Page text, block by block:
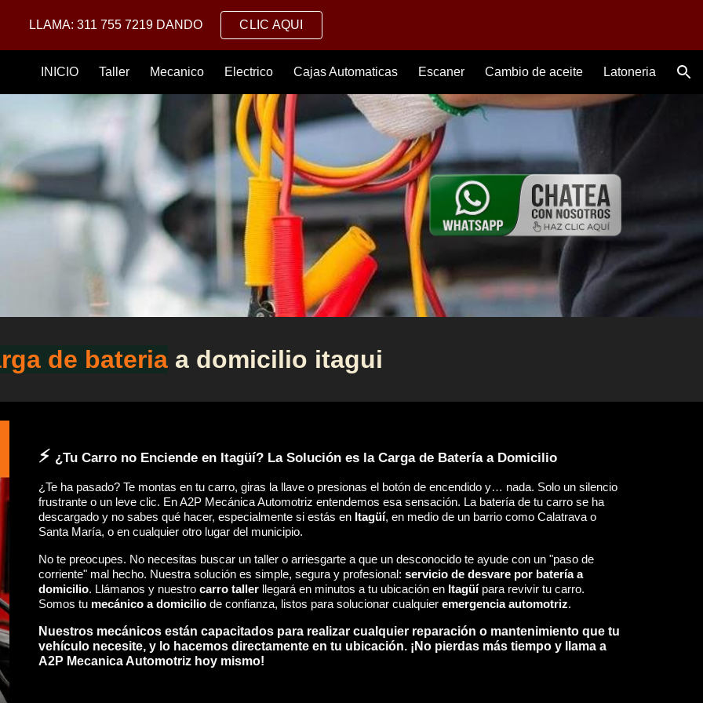
to main content Skip to navigation
LLAMA: 311 755 7219 DANDO CLIC AQUI
INICIO Taller Mecanico Electrico Cajas Automaticas Escaner Cambio de aceite Latoneria
de bateriaa domicilio itagui
⚡ ¿Tu Carro no Enciende en Itagüí? La Solución es la Carga de Batería a Domicilio
¿Te ha pasado? Te montas en tu carro, giras la llave o presionas el botón de encendido y… nada. Solo un silencio
frustrante o un leve clic. En A2P Mecánica Automotriz entendemos esa sensación. La batería de tu carro se ha
descargado y no sabes qué hacer, especialmente si estás en Itagüí, en medio de un barrio como Calatrava o
Santa María, o en cualquier otro lugar del municipio.
No te preocupes. No necesitas buscar un taller o arriesgarte a que un desconocido te ayude con un "paso de
corriente" mal hecho. Nuestra solución es simple, segura y profesional:servicio de desvare por batería a
domicilio. Llámanos y nuestrocarro taller llegará en minutos a tu ubicación en Itagüí para revivir tu carro.
Somos tu mecánico a domicilio de confianza, listos para solucionar cualquieremergencia automotriz.
Nuestros mecánicos están capacitados para realizar cualquier reparación o mantenimiento que tu
vehículo necesite, y lo hacemos directamente en tu ubicación. ¡No pierdas más tiempo y llama a
A2P Mecanica Automotriz hoy mismo!